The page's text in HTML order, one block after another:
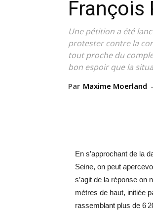
François
Une pétition a été
protester contre la
tout proche du
bon espoir que la
Par Maxime Moerland -
En s’approchant de la
Seine, on peut
s’agit de la réponse on
mètres de haut, initiée
rassemblant plus de 6